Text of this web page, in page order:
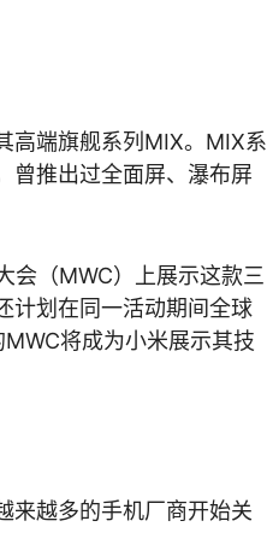
高端旗舰系列MIX。MIX系
曾推出过全面屏、瀑布屏
会（MWC）上展示这款三
计划在同一活动期间全球
将成为小米展示其技
来越多的手机厂商开始关